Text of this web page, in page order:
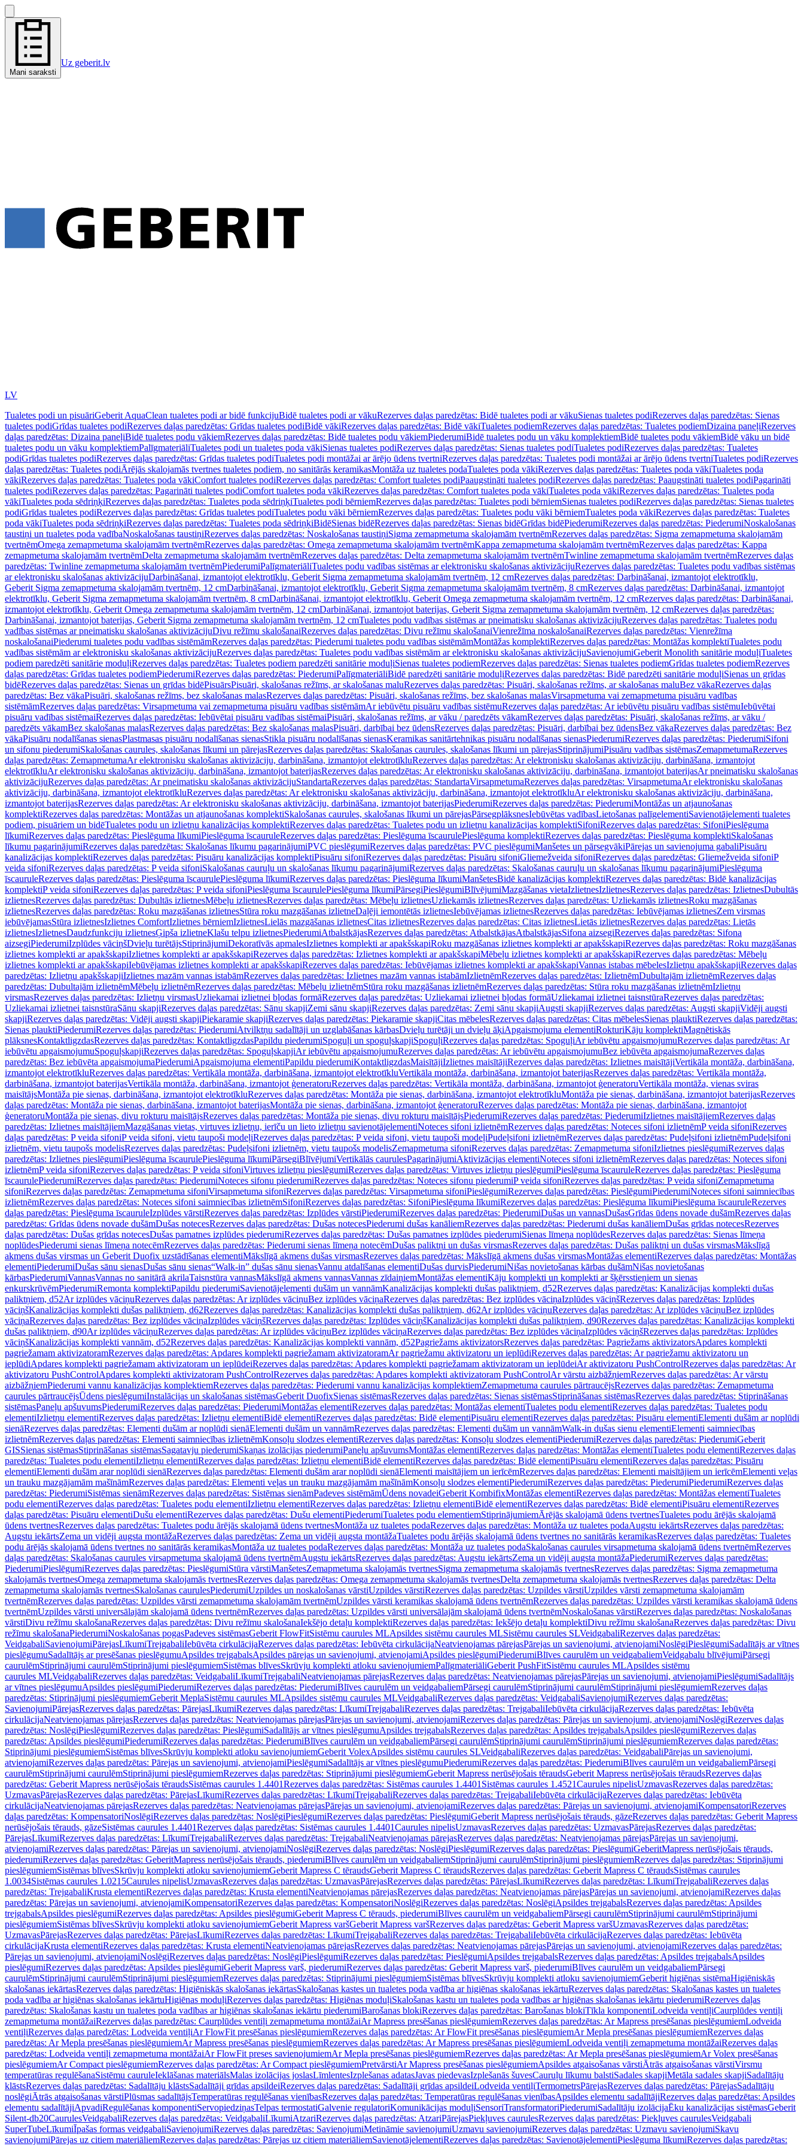
Mani saraksti
Uz geberit.lv
LV
Tualetes podi un pisuāriGeberit AquaClean tualetes podi ar bidē funkcijuBidē tualetes podi ar vākuRezerves daļas paredzētas: Bidē tualetes podi ar vākuSienas tualetes podiRezerves daļas paredzētas: Sienas
tualetes podiGrīdas tualetes podiRezerves daļas paredzētas: Grīdas tualetes podiBidē vākiRezerves daļas paredzētas: Bidē vākiTualetes podiemRezerves daļas paredzētas: Tualetes podiemDizaina paneļiRezerves
daļas paredzētas: Dizaina paneļiBidē tualetes podu vākiemRezerves daļas paredzētas: Bidē tualetes podu vākiemPiederumiBidē tualetes podu un vāku komplektiemBidē tualetes podu vākiemBidē vāku un bidē
tualetes podu un vāku komplektiemPalīgmateriāliTualetes podi un tualetes poda vākiSienas tualetes podiRezerves daļas paredzētas: Sienas tualetes podiTualetes podiRezerves daļas paredzētas: Tualetes
podiGrīdas tualetes podiRezerves daļas paredzētas: Grīdas tualetes podiTualetes podi montāžai ar ārējo ūdens tvertniRezerves daļas paredzētas: Tualetes podi montāžai ar ārējo ūdens tvertniTualetes podiRezerves
daļas paredzētas: Tualetes podiĀrējās skalojamās tvertnes tualetes podiem, no sanitārās keramikasMontāža uz tualetes podaTualetes poda vākiRezerves daļas paredzētas: Tualetes poda vākiTualetes poda
vākiRezerves daļas paredzētas: Tualetes poda vākiComfort tualetes podiRezerves daļas paredzētas: Comfort tualetes podiPaaugstināti tualetes podiRezerves daļas paredzētas: Paaugstināti tualetes podiPagarināti
tualetes podiRezerves daļas paredzētas: Pagarināti tualetes podiComfort tualetes poda vākiRezerves daļas paredzētas: Comfort tualetes poda vākiTualetes poda vākiRezerves daļas paredzētas: Tualetes poda
vākiTualetes poda sēdriņķiRezerves daļas paredzētas: Tualetes poda sēdriņķiTualetes podi bērniemRezerves daļas paredzētas: Tualetes podi bērniemSienas tualetes podiRezerves daļas paredzētas: Sienas tualetes
podiGrīdas tualetes podiRezerves daļas paredzētas: Grīdas tualetes podiTualetes podu vāki bērniemRezerves daļas paredzētas: Tualetes podu vāki bērniemTualetes poda vākiRezerves daļas paredzētas: Tualetes
poda vākiTualetes poda sēdriņķiRezerves daļas paredzētas: Tualetes poda sēdriņķiBidēSienas bidēRezerves daļas paredzētas: Sienas bidēGrīdas bidēPiederumiRezerves daļas paredzētas: PiederumiNoskalošanas
taustiņi un tualetes poda vadībaNoskalošanas taustiņiRezerves daļas paredzētas: Noskalošanas taustiņiSigma zemapmetuma skalojamām tvertnēmRezerves daļas paredzētas: Sigma zemapmetuma skalojamām
tvertnēmOmega zemapmetuma skalojamām tvertnēmRezerves daļas paredzētas: Omega zemapmetuma skalojamām tvertnēmKappa zemapmetuma skalojamām tvertnēmRezerves daļas paredzētas: Kappa
zemapmetuma skalojamām tvertnēmDelta zemapmetuma skalojamām tvertnēmRezerves daļas paredzētas: Delta zemapmetuma skalojamām tvertnēmTwinline zemapmetuma skalojamām tvertnēmRezerves daļas
paredzētas: Twinline zemapmetuma skalojamām tvertnēmPiederumiPalīgmateriāliTualetes podu vadības sistēmas ar elektronisku skalošanas aktivizācijuRezerves daļas paredzētas: Tualetes podu vadības sistēmas
ar elektronisku skalošanas aktivizācijuDarbināšanai, izmantojot elektrotīklu, Geberit Sigma zemapmetuma skalojamām tvertnēm, 12 cmRezerves daļas paredzētas: Darbināšanai, izmantojot elektrotīklu,
Geberit Sigma zemapmetuma skalojamām tvertnēm, 12 cmDarbināšanai, izmantojot elektrotīklu, Geberit Sigma zemapmetuma skalojamām tvertnēm, 8 cmRezerves daļas paredzētas: Darbināšanai, izmantojot
elektrotīklu, Geberit Sigma zemapmetuma skalojamām tvertnēm, 8 cmDarbināšanai, izmantojot elektrotīklu, Geberit Omega zemapmetuma skalojamām tvertnēm, 12 cmRezerves daļas paredzētas: Darbināšanai,
izmantojot elektrotīklu, Geberit Omega zemapmetuma skalojamām tvertnēm, 12 cmDarbināšanai, izmantojot baterijas, Geberit Sigma zemapmetuma skalojamām tvertnēm, 12 cmRezerves daļas paredzētas:
Darbināšanai, izmantojot baterijas, Geberit Sigma zemapmetuma skalojamām tvertnēm, 12 cmTualetes podu vadības sistēmas ar pneimatisku skalošanas aktivizācijuRezerves daļas paredzētas: Tualetes podu
vadības sistēmas ar pneimatisku skalošanas aktivizācijuDivu režīmu skalošanaiRezerves daļas paredzētas: Divu režīmu skalošanaiVienrežīma noskalošanaiRezerves daļas paredzētas: Vienrežīma
noskalošanaiPiederumi tualetes podu vadības sistēmāmRezerves daļas paredzētas: Piederumi tualetes podu vadības sistēmāmMontāžas komplektiRezerves daļas paredzētas: Montāžas komplektiTualetes podu
vadības sistēmām ar elektronisku skalošanas aktivizācijuRezerves daļas paredzētas: Tualetes podu vadības sistēmām ar elektronisku skalošanas aktivizācijuSavienojumiGeberit Monolith sanitārie moduļiTualetes
podiem paredzēti sanitārie moduļiRezerves daļas paredzētas: Tualetes podiem paredzēti sanitārie moduļiSienas tualetes podiemRezerves daļas paredzētas: Sienas tualetes podiemGrīdas tualetes podiemRezerves
daļas paredzētas: Grīdas tualetes podiemPiederumiRezerves daļas paredzētas: PiederumiPalīgmateriāliBidē paredzēti sanitārie moduļiRezerves daļas paredzētas: Bidē paredzēti sanitārie moduļiSienas un grīdas
bidēRezerves daļas paredzētas: Sienas un grīdas bidēPisuārsPisuāri, skalošanas režīms, ar skalošanas maluRezerves daļas paredzētas: Pisuāri, skalošanas režīms, ar skalošanas maluBez vākaRezerves daļas
paredzētas: Bez vākaPisuāri, skalošanas režīms, bez skalošanas malasRezerves daļas paredzētas: Pisuāri, skalošanas režīms, bez skalošanas malasVirsapmetuma vai zemapmetuma pisuāru vadības
sistēmāmRezerves daļas paredzētas: Virsapmetuma vai zemapmetuma pisuāru vadības sistēmāmAr iebūvētu pisuāru vadības sistēmuRezerves daļas paredzētas: Ar iebūvētu pisuāru vadības sistēmuIebūvētai
pisuāru vadības sistēmaiRezerves daļas paredzētas: Iebūvētai pisuāru vadības sistēmaiPisuāri, skalošanas režīms, ar vāku / paredzēts vākamRezerves daļas paredzētas: Pisuāri, skalošanas režīms, ar vāku /
paredzēts vākamBez skalošanas malasRezerves daļas paredzētas: Bez skalošanas malasPisuāri, darbībai bez ūdensRezerves daļas paredzētas: Pisuāri, darbībai bez ūdensBez vākaRezerves daļas paredzētas: Bez
vākaPisuāru nodalīšanas sienasPlastmasas pisuāru nodalīšanas sienasStikla pisuāru nodalīšanas sienasKeramikas sanitārtehnikas pisuāru nodalīšanas sienasPiederumiRezerves daļas paredzētas: PiederumiSifoni
un sifonu piederumiSkalošanas caurules, skalošanas līkumi un pārejasRezerves daļas paredzētas: Skalošanas caurules, skalošanas līkumi un pārejasStiprinājumiPisuāru vadības sistēmasZemapmetumaRezerves
daļas paredzētas: ZemapmetumaAr elektronisku skalošanas aktivizāciju, darbināšana, izmantojot elektrotīkluRezerves daļas paredzētas: Ar elektronisku skalošanas aktivizāciju, darbināšana, izmantojot
elektrotīkluAr elektronisku skalošanas aktivizāciju, darbināšana, izmantojot baterijasRezerves daļas paredzētas: Ar elektronisku skalošanas aktivizāciju, darbināšana, izmantojot baterijasAr pneimatisku skalošanas
aktivizācijuRezerves daļas paredzētas: Ar pneimatisku skalošanas aktivizācijuStandartaRezerves daļas paredzētas: StandartaVirsapmetumaRezerves daļas paredzētas: VirsapmetumaAr elektronisku skalošanas
aktivizāciju, darbināšana, izmantojot elektrotīkluRezerves daļas paredzētas: Ar elektronisku skalošanas aktivizāciju, darbināšana, izmantojot elektrotīkluAr elektronisku skalošanas aktivizāciju, darbināšana,
izmantojot baterijasRezerves daļas paredzētas: Ar elektronisku skalošanas aktivizāciju, darbināšana, izmantojot baterijasPiederumiRezerves daļas paredzētas: PiederumiMontāžas un atjaunošanas
komplektiRezerves daļas paredzētas: Montāžas un atjaunošanas komplektiSkalošanas caurules, skalošanas līkumi un pārejasPārsegplāksnesIebūvētas vadībasLietošanas palīgelementiSavienotājelementi tualetes
podiem, pisuāriem un bidēTualetes podu un izlietņu kanalizācijas komplektiRezerves daļas paredzētas: Tualetes podu un izlietņu kanalizācijas komplektiSifoniRezerves daļas paredzētas: SifoniPieslēguma
līkumiRezerves daļas paredzētas: Pieslēguma līkumiPieslēguma īscauruleRezerves daļas paredzētas: Pieslēguma īscaurulePieslēguma komplektiRezerves daļas paredzētas: Pieslēguma komplektiSkalošanas
līkumu pagarinājumiRezerves daļas paredzētas: Skalošanas līkumu pagarinājumiPVC pieslēgumiRezerves daļas paredzētas: PVC pieslēgumiManšetes un pārsegvākiPārejas un savienojuma gabaliPisuāru
kanalizācijas komplektiRezerves daļas paredzētas: Pisuāru kanalizācijas komplektiPisuāru sifoniRezerves daļas paredzētas: Pisuāru sifoniGliemežveida sifoniRezerves daļas paredzētas: Gliemežveida sifoniP
veida sifoniRezerves daļas paredzētas: P veida sifoniSkalošanas cauruļu un skalošanas līkumu pagarinājumiRezerves daļas paredzētas: Skalošanas cauruļu un skalošanas līkumu pagarinājumiPieslēguma
īscauruleRezerves daļas paredzētas: Pieslēguma īscaurulePieslēguma līkumiRezerves daļas paredzētas: Pieslēguma līkumiManšetesBidē kanalizācijas komplektiRezerves daļas paredzētas: Bidē kanalizācijas
komplektiP veida sifoniRezerves daļas paredzētas: P veida sifoniPieslēguma īscaurulePieslēguma līkumiPārsegiPieslēgumiBlīvējumiMazgāšanas vietaIzlietnesIzlietnesRezerves daļas paredzētas: IzlietnesDubultās
izlietnesRezerves daļas paredzētas: Dubultās izlietnesMēbeļu izlietnesRezerves daļas paredzētas: Mēbeļu izlietnesUzliekamās izlietnesRezerves daļas paredzētas: Uzliekamās izlietnesRoku mazgāšanas
izlietnesRezerves daļas paredzētas: Roku mazgāšanas izlietnesStūra roku mazgāšanas izlietneDaļēji iemontētās izlietnesIebūvējamas izlietnesRezerves daļas paredzētas: Iebūvējamas izlietnesZem virsmas
iebūvējamasStūra izlietnesIzlietnes ComfortIzlietnes bērniemIzlietnesLielās mazgāšanas izlietnesCitas izlietnesRezerves daļas paredzētas: Citas izlietnesLietās izlietnesRezerves daļas paredzētas: Lietās
izlietnesIzlietnesDaudzfunkciju izlietnesĢipša izlietneKlašu telpu izlietnesPiederumiAtbalstkājasRezerves daļas paredzētas: AtbalstkājasAtbalstkājasSifona aizsegiRezerves daļas paredzētas: Sifona
aizsegiPiederumiIzplūdes vāciņšDvieļu turētājsStiprinājumiDekoratīvās apmalesIzlietnes komplekti ar apakšskapiRoku mazgāšanas izlietnes komplekti ar apakšskapiRezerves daļas paredzētas: Roku mazgāšanas
izlietnes komplekti ar apakšskapiIzlietnes komplekti ar apakšskapiRezerves daļas paredzētas: Izlietnes komplekti ar apakšskapiMēbeļu izlietnes komplekti ar apakšskapiRezerves daļas paredzētas: Mēbeļu
izlietnes komplekti ar apakšskapiIebūvējamas izlietnes komplekti ar apakšskapiRezerves daļas paredzētas: Iebūvējamas izlietnes komplekti ar apakšskapiVannas istabas mēbelesIzlietņu apakšskapjiRezerves daļas
paredzētas: Izlietņu apakšskapjiIzlietnes mazām vannas istabāmRezerves daļas paredzētas: Izlietnes mazām vannas istabāmIzlietnēmRezerves daļas paredzētas: IzlietnēmDubultajām izlietnēmRezerves daļas
paredzētas: Dubultajām izlietnēmMēbeļu izlietnēmRezerves daļas paredzētas: Mēbeļu izlietnēmStūra roku mazgāšanas izlietnēmRezerves daļas paredzētas: Stūra roku mazgāšanas izlietnēmIzlietņu
virsmasRezerves daļas paredzētas: Izlietņu virsmasUzliekamai izlietnei bļodas formāRezerves daļas paredzētas: Uzliekamai izlietnei bļodas formāUzliekamai izlietnei taisnstūraRezerves daļas paredzētas:
Uzliekamai izlietnei taisnstūraSānu skapjiRezerves daļas paredzētas: Sānu skapjiZemi sānu skapjiRezerves daļas paredzētas: Zemi sānu skapjiAugsti skapjiRezerves daļas paredzētas: Augsti skapjiVidēji augsti
skapjiRezerves daļas paredzētas: Vidēji augsti skapjiPiekaramie skapjiRezerves daļas paredzētas: Piekaramie skapjiCitas mēbelesRezerves daļas paredzētas: Citas mēbelesSienas plauktiRezerves daļas paredzētas:
Sienas plauktiPiederumiRezerves daļas paredzētas: PiederumiAtvilktņu sadalītāji un uzglabāšanas kārbasDvieļu turētāji un dvieļu āķiApgaismojuma elementiRokturiKāju komplektiMagnētiskās
plāksnesKontaktligzdasRezerves daļas paredzētas: KontaktligzdasPapildu piederumiSpoguļi un spoguļskapjiSpoguļiRezerves daļas paredzētas: SpoguļiAr iebūvētu apgaismojumuRezerves daļas paredzētas: Ar
iebūvētu apgaismojumuSpoguļskapjiRezerves daļas paredzētas: SpoguļskapjiAr iebūvētu apgaismojumuRezerves daļas paredzētas: Ar iebūvētu apgaismojumuBez iebūvēta apgaismojumaRezerves daļas
paredzētas: Bez iebūvēta apgaismojumaPiederumiApgaismojuma elementiPapildu piederumiKontaktligzdasMaisītājiIzlietnes maisītājiRezerves daļas paredzētas: Izlietnes maisītājiVertikāla montāža, darbināšana,
izmantojot elektrotīkluRezerves daļas paredzētas: Vertikāla montāža, darbināšana, izmantojot elektrotīkluVertikāla montāža, darbināšana, izmantojot baterijasRezerves daļas paredzētas: Vertikāla montāža,
darbināšana, izmantojot baterijasVertikāla montāža, darbināšana, izmantojot ģeneratoruRezerves daļas paredzētas: Vertikāla montāža, darbināšana, izmantojot ģeneratoruVertikāla montāža, vienas sviras
maisītājsMontāža pie sienas, darbināšana, izmantojot elektrotīkluRezerves daļas paredzētas: Montāža pie sienas, darbināšana, izmantojot elektrotīkluMontāža pie sienas, darbināšana, izmantojot baterijasRezerves
daļas paredzētas: Montāža pie sienas, darbināšana, izmantojot baterijasMontāža pie sienas, darbināšana, izmantojot ģeneratoruRezerves daļas paredzētas: Montāža pie sienas, darbināšana, izmantojot
ģeneratoruMontāža pie sienas, divu rokturu maisītājsRezerves daļas paredzētas: Montāža pie sienas, divu rokturu maisītājsPiederumiRezerves daļas paredzētas: PiederumiIzlietnes maisītājiemRezerves daļas
paredzētas: Izlietnes maisītājiemMazgāšanas vietas, virtuves izlietņu, ierīču un lieto izlietņu savienotājelementiNoteces sifoni izlietnēmRezerves daļas paredzētas: Noteces sifoni izlietnēmP veida sifoniRezerves
daļas paredzētas: P veida sifoniP veida sifoni, vietu taupoši modeļiRezerves daļas paredzētas: P veida sifoni, vietu taupoši modeļiPudeļsifoni izlietnēmRezerves daļas paredzētas: Pudeļsifoni izlietnēmPudeļsifoni
izlietnēm, vietu taupošs modelisRezerves daļas paredzētas: Pudeļsifoni izlietnēm, vietu taupošs modelisZemapmetuma sifoniRezerves daļas paredzētas: Zemapmetuma sifoniIzlietnes pieslēgumiRezerves daļas
paredzētas: Izlietnes pieslēgumiPieslēguma īscaurulePieslēguma līkumiPārsegiBlīvējumiVertikālās caurulesPagarinājumiAktivizācijas elementiNoteces sifoni izlietnēmRezerves daļas paredzētas: Noteces sifoni
izlietnēmP veida sifoniRezerves daļas paredzētas: P veida sifoniVirtuves izlietņu pieslēgumiRezerves daļas paredzētas: Virtuves izlietņu pieslēgumiPieslēguma īscauruleRezerves daļas paredzētas: Pieslēguma
īscaurulePiederumiRezerves daļas paredzētas: PiederumiNoteces sifonu piederumiRezerves daļas paredzētas: Noteces sifonu piederumiP veida sifoniRezerves daļas paredzētas: P veida sifoniZemapmetuma
sifoniRezerves daļas paredzētas: Zemapmetuma sifoniVirsapmetuma sifoniRezerves daļas paredzētas: Virsapmetuma sifoniPieslēgumiRezerves daļas paredzētas: PieslēgumiPiederumiNoteces sifoni saimniecības
izlietnēmRezerves daļas paredzētas: Noteces sifoni saimniecības izlietnēmSifoniRezerves daļas paredzētas: SifoniPieslēguma līkumiRezerves daļas paredzētas: Pieslēguma līkumiPieslēguma īscauruleRezerves
daļas paredzētas: Pieslēguma īscauruleIzplūdes vārstiRezerves daļas paredzētas: Izplūdes vārstiPiederumiRezerves daļas paredzētas: PiederumiDušas un vannasDušasGrīdas ūdens novade dušāmRezerves daļas
paredzētas: Grīdas ūdens novade dušāmDušas notecesRezerves daļas paredzētas: Dušas notecesPiederumi dušas kanāliemRezerves daļas paredzētas: Piederumi dušas kanāliemDušas grīdas notecesRezerves
daļas paredzētas: Dušas grīdas notecesDušas pamatnes izplūdes piederumiRezerves daļas paredzētas: Dušas pamatnes izplūdes piederumiSienas līmeņa noplūdesRezerves daļas paredzētas: Sienas līmeņa
noplūdesPiederumi sienas līmeņa notecēmRezerves daļas paredzētas: Piederumi sienas līmeņa notecēmDušas paliktņi un dušas virsmasRezerves daļas paredzētas: Dušas paliktņi un dušas virsmasMākslīgā
akmens dušas virsmas un Geberit Duofix uzstādīšanas elementiMākslīgā akmens dušas virsmasRezerves daļas paredzētas: Mākslīgā akmens dušas virsmasMontāžas elementiRezerves daļas paredzētas: Montāžas
elementiPiederumiDušas sānu sienasDušas sānu sienas“Walk-in” dušas sānu sienasVannu atdalīšanas elementiDušas durvisPiederumiNišas novietošanas kārbas dušāmNišas novietošanas
kārbasPiederumiVannasVannas no sanitārā akrilaTaisnstūra vannasMākslīgā akmens vannasVannas zīdaiņiemMontāžas elementiKāju komplekti un komplekti ar šķērsstieņiem un sienas
enkurskrūvēmPiederumiRemonta komplektiPapildu piederumiSavienotājelementi dušām un vannāmKanalizācijas komplekti dušas paliktņiem, d52Rezerves daļas paredzētas: Kanalizācijas komplekti dušas
paliktņiem, d52Ar izplūdes vāciņuRezerves daļas paredzētas: Ar izplūdes vāciņuBez izplūdes vāciņaRezerves daļas paredzētas: Bez izplūdes vāciņaIzplūdes vāciņšRezerves daļas paredzētas: Izplūdes
vāciņšKanalizācijas komplekti dušas paliktņiem, d62Rezerves daļas paredzētas: Kanalizācijas komplekti dušas paliktņiem, d62Ar izplūdes vāciņuRezerves daļas paredzētas: Ar izplūdes vāciņuBez izplūdes
vāciņaRezerves daļas paredzētas: Bez izplūdes vāciņaIzplūdes vāciņšRezerves daļas paredzētas: Izplūdes vāciņšKanalizācijas komplekti dušas paliktņiem, d90Rezerves daļas paredzētas: Kanalizācijas komplekti
dušas paliktņiem, d90Ar izplūdes vāciņuRezerves daļas paredzētas: Ar izplūdes vāciņuBez izplūdes vāciņaRezerves daļas paredzētas: Bez izplūdes vāciņaIzplūdes vāciņšRezerves daļas paredzētas: Izplūdes
vāciņšKanalizācijas komplekti vannām, d52Rezerves daļas paredzētas: Kanalizācijas komplekti vannām, d52Pagriežams aktivizatorsRezerves daļas paredzētas: Pagriežams aktivizatorsApdares komplekti
pagriežamam aktivizatoramRezerves daļas paredzētas: Apdares komplekti pagriežamam aktivizatoramAr pagriežamu aktivizatoru un ieplūdiRezerves daļas paredzētas: Ar pagriežamu aktivizatoru un
ieplūdiApdares komplekti pagriežamam aktivizatoram un ieplūdeiRezerves daļas paredzētas: Apdares komplekti pagriežamam aktivizatoram un ieplūdeiAr aktivizatoru PushControlRezerves daļas paredzētas: Ar
aktivizatoru PushControlApdares komplekti aktivizatoram PushControlRezerves daļas paredzētas: Apdares komplekti aktivizatoram PushControlAr vārstu aizbāžņiemRezerves daļas paredzētas: Ar vārstu
aizbāžņiemPiederumi vannu kanalizācijas komplektiemRezerves daļas paredzētas: Piederumi vannu kanalizācijas komplektiemZemapmetuma caurules pārtraucējsRezerves daļas paredzētas: Zemapmetuma
caurules pārtraucējsŪdens pieslēgumiInstalācijas un skalošanas sistēmasGeberit DuofixSienas sistēmasRezerves daļas paredzētas: Sienas sistēmasStiprināšanas sistēmasRezerves daļas paredzētas: Stiprināšanas
sistēmasPaneļu apšuvumsPiederumiRezerves daļas paredzētas: PiederumiMontāžas elementiRezerves daļas paredzētas: Montāžas elementiTualetes podu elementiRezerves daļas paredzētas: Tualetes podu
elementiIzlietņu elementiRezerves daļas paredzētas: Izlietņu elementiBidē elementiRezerves daļas paredzētas: Bidē elementiPisuāru elementiRezerves daļas paredzētas: Pisuāru elementiElementi dušām ar noplūdi
sienāRezerves daļas paredzētas: Elementi dušām ar noplūdi sienāElementi dušām un vannāmRezerves daļas paredzētas: Elementi dušām un vannāmWalk-in dušas sienu elementiElementi saimniecības
izlietnēmRezerves daļas paredzētas: Elementi saimniecības izlietnēmKonsoļu slodzes elementiRezerves daļas paredzētas: Konsoļu slodzes elementiPiederumiRezerves daļas paredzētas: PiederumiGeberit
GISSienas sistēmasStiprināšanas sistēmasSagatavju piederumiSkaņas izolācijas piederumiPaneļu apšuvumsMontāžas elementiRezerves daļas paredzētas: Montāžas elementiTualetes podu elementiRezerves daļas
paredzētas: Tualetes podu elementiIzlietņu elementiRezerves daļas paredzētas: Izlietņu elementiBidē elementiRezerves daļas paredzētas: Bidē elementiPisuāru elementiRezerves daļas paredzētas: Pisuāru
elementiElementi dušām arar noplūdi sienāRezerves daļas paredzētas: Elementi dušām arar noplūdi sienāElementi maisītājiem un ierīcēmRezerves daļas paredzētas: Elementi maisītājiem un ierīcēmElementi veļas
un trauku mazgājamām mašīnāmRezerves daļas paredzētas: Elementi veļas un trauku mazgājamām mašīnāmKonsoļu slodzes elementiPiederumiRezerves daļas paredzētas: PiederumiPiederumiRezerves daļas
paredzētas: PiederumiSistēmas sienāmRezerves daļas paredzētas: Sistēmas sienāmPadeves sistēmāmŪdens novadeiGeberit KombifixMontāžas elementiRezerves daļas paredzētas: Montāžas elementiTualetes
podu elementiRezerves daļas paredzētas: Tualetes podu elementiIzlietņu elementiRezerves daļas paredzētas: Izlietņu elementiBidē elementiRezerves daļas paredzētas: Bidē elementiPisuāru elementiRezerves
daļas paredzētas: Pisuāru elementiDušu elementiRezerves daļas paredzētas: Dušu elementiPiederumiTualetes podu elementiemStiprinājumiemĀrējās skalojamā ūdens tvertnesTualetes podu ārējās skalojamā
ūdens tvertnesRezerves daļas paredzētas: Tualetes podu ārējās skalojamā ūdens tvertnesMontāža uz tualetes podaRezerves daļas paredzētas: Montāža uz tualetes podaAugstu iekārtsRezerves daļas paredzētas:
Augstu iekārtsZema un vidēji augsta montāžaRezerves daļas paredzētas: Zema un vidēji augsta montāžaTualetes podu ārējās skalojamā ūdens tvertnes no sanitārās keramikasRezerves daļas paredzētas: Tualetes
podu ārējās skalojamā ūdens tvertnes no sanitārās keramikasMontāža uz tualetes podaRezerves daļas paredzētas: Montāža uz tualetes podaSkalošanas caurules virsapmetuma skalojamā ūdens tvertnēmRezerves
daļas paredzētas: Skalošanas caurules virsapmetuma skalojamā ūdens tvertnēmAugstu iekārtsRezerves daļas paredzētas: Augstu iekārtsZema un vidēji augsta montāžaPiederumiRezerves daļas paredzētas:
PiederumiPieslēgumiRezerves daļas paredzētas: PieslēgumiStūra vārstiManšetesZemapmetuma skalojamās tvertnesSigma zemapmetuma skalojamās tvertnesRezerves daļas paredzētas: Sigma zemapmetuma
skalojamās tvertnesOmega zemapmetuma skalojamās tvertnesRezerves daļas paredzētas: Omega zemapmetuma skalojamās tvertnesDelta zemapmetuma skalojamās tvertnesRezerves daļas paredzētas: Delta
zemapmetuma skalojamās tvertnesSkalošanas caurulesPiederumiUzpildes un noskalošanas vārstiUzpildes vārstiRezerves daļas paredzētas: Uzpildes vārstiUzpildes vārsti zemapmetuma skalojamām
tvertnēmRezerves daļas paredzētas: Uzpildes vārsti zemapmetuma skalojamām tvertnēmUzpildes vārsti keramikas skalojamā ūdens tvertnēmRezerves daļas paredzētas: Uzpildes vārsti keramikas skalojamā ūdens
tvertnēmUzpildes vārsti universālajām skalojamā ūdens tvertnēmRezerves daļas paredzētas: Uzpildes vārsti universālajām skalojamā ūdens tvertnēmNoskalošanas vārstiRezerves daļas paredzētas: Noskalošanas
vārstiDivu režīmu skalošanaRezerves daļas paredzētas: Divu režīmu skalošanaIekšējo detaļu komplektiRezerves daļas paredzētas: Iekšējo detaļu komplektiDivu režīmu skalošanaRezerves daļas paredzētas: Divu
režīmu skalošanaPiederumiNoskalošanas pogasPadeves sistēmasGeberit FlowFitSistēmu caurules MLApsildes sistēmu caurules MLSistēmu caurules SLVeidgabaliRezerves daļas paredzētas:
VeidgabaliSavienojumiPārejasLīkumiTrejgabaliIebūvēta cirkulācijaRezerves daļas paredzētas: Iebūvēta cirkulācijaNeatvienojamas pārejasPārejas un savienojumi, atvienojamiNoslēgiPieslēgumiSadalītājs ar vītnes
pieslēgumuSadalītājs ar presēšanas pieslēgumuApsildes trejgabalsApsildes pārejas un savienojumi, atvienojamiApsildes pieslēgumiPiederumiBlīves caurulēm un veidgabaliemVeidgabalu blīvējumiPārsegi
caurulēmStiprinājumi caurulēmStiprinājumi pieslēgumiemSistēmas blīvesSkrūvju komplekti atloku savienojumiemPalīgmateriāliGeberit PushFitSistēmu caurules MLApsildes sistēmu
caurules MLVeidgabaliRezerves daļas paredzētas: VeidgabaliLīkumiTrejgabaliNeatvienojamas pārejasRezerves daļas paredzētas: Neatvienojamas pārejasPārejas un savienojumi, atvienojamiPieslēgumiSadalītājs
ar vītnes pieslēgumuApsildes pieslēgumiPiederumiRezerves daļas paredzētas: PiederumiBlīves caurulēm un veidgabaliemPārsegi caurulēmStiprinājumi caurulēmStiprinājumi pieslēgumiemRezerves daļas
paredzētas: Stiprinājumi pieslēgumiemGeberit MeplaSistēmu caurules MLApsildes sistēmu caurules MLVeidgabaliRezerves daļas paredzētas: VeidgabaliSavienojumiRezerves daļas paredzētas:
SavienojumiPārejasRezerves daļas paredzētas: PārejasLīkumiRezerves daļas paredzētas: LīkumiTrejgabaliRezerves daļas paredzētas: TrejgabaliIebūvēta cirkulācijaRezerves daļas paredzētas: Iebūvēta
cirkulācijaNeatvienojamas pārejasRezerves daļas paredzētas: Neatvienojamas pārejasPārejas un savienojumi, atvienojamiRezerves daļas paredzētas: Pārejas un savienojumi, atvienojamiNoslēgiRezerves daļas
paredzētas: NoslēgiPieslēgumiRezerves daļas paredzētas: PieslēgumiSadalītājs ar vītnes pieslēgumuApsildes trejgabalsRezerves daļas paredzētas: Apsildes trejgabalsApsildes pieslēgumiRezerves daļas
paredzētas: Apsildes pieslēgumiPiederumiRezerves daļas paredzētas: PiederumiBlīves caurulēm un veidgabaliemPārsegi caurulēmStiprinājumi caurulēmStiprinājumi pieslēgumiemRezerves daļas paredzētas:
Stiprinājumi pieslēgumiemSistēmas blīvesSkrūvju komplekti atloku savienojumiemGeberit VolexApsildes sistēmu caurules SLVeidgabaliRezerves daļas paredzētas: VeidgabaliPārejas un savienojumi,
atvienojamiRezerves daļas paredzētas: Pārejas un savienojumi, atvienojamiPieslēgumiSadalītājs ar vītnes pieslēgumuPiederumiRezerves daļas paredzētas: PiederumiBlīves caurulēm un veidgabaliemPārsegi
caurulēmStiprinājumi caurulēmStiprinājumi pieslēgumiemRezerves daļas paredzētas: Stiprinājumi pieslēgumiemGeberit Mapress nerūsējošais tēraudsGeberit Mapress nerūsējošais tēraudsRezerves daļas
paredzētas: Geberit Mapress nerūsējošais tēraudsSistēmas caurules 1.4401Rezerves daļas paredzētas: Sistēmas caurules 1.4401 Sistēmas caurules 1.4521Caurules nipelisUzmavasRezerves daļas paredzētas:
UzmavasPārejasRezerves daļas paredzētas: PārejasLīkumiRezerves daļas paredzētas: LīkumiTrejgabaliRezerves daļas paredzētas: TrejgabaliIebūvēta cirkulācijaRezerves daļas paredzētas: Iebūvēta
cirkulācijaNeatvienojamas pārejasRezerves daļas paredzētas: Neatvienojamas pārejasPārejas un savienojumi, atvienojamiRezerves daļas paredzētas: Pārejas un savienojumi, atvienojamiKompensatoriRezerves
daļas paredzētas: KompensatoriNoslēgiRezerves daļas paredzētas: NoslēgiPieslēgumiRezerves daļas paredzētas: PieslēgumiGeberit Mapress nerūsējošais tērauds, gāzeRezerves daļas paredzētas: Geberit Mapress
nerūsējošais tērauds, gāzeSistēmas caurules 1.4401Rezerves daļas paredzētas: Sistēmas caurules 1.4401Caurules nipelisUzmavasRezerves daļas paredzētas: UzmavasPārejasRezerves daļas paredzētas:
PārejasLīkumiRezerves daļas paredzētas: LīkumiTrejgabaliRezerves daļas paredzētas: TrejgabaliNeatvienojamas pārejasRezerves daļas paredzētas: Neatvienojamas pārejasPārejas un savienojumi,
atvienojamiRezerves daļas paredzētas: Pārejas un savienojumi, atvienojamiNoslēgiRezerves daļas paredzētas: NoslēgiPieslēgumiRezerves daļas paredzētas: PieslēgumiGeberitMapress nerūsējošais tērauds,
piederumiRezerves daļas paredzētas: GeberitMapress nerūsējošais tērauds, piederumiBlīves caurulēm un veidgabaliemStiprinājumi caurulēmStiprinājumi pieslēgumiemRezerves daļas paredzētas: Stiprinājumi
pieslēgumiemSistēmas blīvesSkrūvju komplekti atloku savienojumiemGeberit Mapress C tēraudsGeberit Mapress C tēraudsRezerves daļas paredzētas: Geberit Mapress C tēraudsSistēmas caurules
1.0034Sistēmas caurules 1.0215Caurules nipelisUzmavasRezerves daļas paredzētas: UzmavasPārejasRezerves daļas paredzētas: PārejasLīkumiRezerves daļas paredzētas: LīkumiTrejgabaliRezerves daļas
paredzētas: TrejgabaliKrusta elementiRezerves daļas paredzētas: Krusta elementiNeatvienojamas pārejasRezerves daļas paredzētas: Neatvienojamas pārejasPārejas un savienojumi, atvienojamiRezerves daļas
paredzētas: Pārejas un savienojumi, atvienojamiKompensatoriRezerves daļas paredzētas: KompensatoriNoslēgiRezerves daļas paredzētas: NoslēgiApsildes trejgabalsRezerves daļas paredzētas: Apsildes
trejgabalsApsildes pieslēgumiRezerves daļas paredzētas: Apsildes pieslēgumiGeberit Mapress C tērauds, piederumiBlīves caurulēm un veidgabaliemPārsegi caurulēmStiprinājumi caurulēmStiprinājumi
pieslēgumiemSistēmas blīvesSkrūvju komplekti atloku savienojumiemGeberit Mapress varšGeberit Mapress varšRezerves daļas paredzētas: Geberit Mapress varšUzmavasRezerves daļas paredzētas:
UzmavasPārejasRezerves daļas paredzētas: PārejasLīkumiRezerves daļas paredzētas: LīkumiTrejgabaliRezerves daļas paredzētas: TrejgabaliIebūvēta cirkulācijaRezerves daļas paredzētas: Iebūvēta
cirkulācijaKrusta elementiRezerves daļas paredzētas: Krusta elementiNeatvienojamas pārejasRezerves daļas paredzētas: Neatvienojamas pārejasPārejas un savienojumi, atvienojamiRezerves daļas paredzētas:
Pārejas un savienojumi, atvienojamiNoslēgiRezerves daļas paredzētas: NoslēgiPieslēgumiRezerves daļas paredzētas: PieslēgumiApsildes trejgabalsRezerves daļas paredzētas: Apsildes trejgabalsApsildes
pieslēgumiRezerves daļas paredzētas: Apsildes pieslēgumiGeberit Mapress varš, piederumiRezerves daļas paredzētas: Geberit Mapress varš, piederumiBlīves caurulēm un veidgabaliemPārsegi
caurulēmStiprinājumi caurulēmStiprinājumi pieslēgumiemRezerves daļas paredzētas: Stiprinājumi pieslēgumiemSistēmas blīvesSkrūvju komplekti atloku savienojumiemGeberit higiēnas sistēmaHigiēniskās
skalošanas iekārtasRezerves daļas paredzētas: Higiēniskās skalošanas iekārtasSkalošanas kastes un tualetes poda vadība ar higiēnas skalošanas iekārtuRezerves daļas paredzētas: Skalošanas kastes un tualetes
poda vadība ar higiēnas skalošanas iekārtuHigiēnas moduļiRezerves daļas paredzētas: Higiēnas moduļiSkalošanas kastu un tualetes poda vadības ar higiēnas skalošanas iekārtu piederumiRezerves daļas
paredzētas: Skalošanas kastu un tualetes poda vadības ar higiēnas skalošanas iekārtu piederumiBarošanas blokiRezerves daļas paredzētas: Barošanas blokiTīkla komponentiLodveida ventiļiCaurplūdes ventiļi
zemapmetuma montāžaiRezerves daļas paredzētas: Caurplūdes ventiļi zemapmetuma montāžaiAr Mapress presēšanas pieslēgumiemRezerves daļas paredzētas: Ar Mapress presēšanas pieslēgumiemLodveida
ventiļiRezerves daļas paredzētas: Lodveida ventiļiAr FlowFit presēšanas pieslēgumiemRezerves daļas paredzētas: Ar FlowFit presēšanas pieslēgumiemAr Mepla presēšanas pieslēgumiemRezerves daļas
paredzētas: Ar Mepla presēšanas pieslēgumiemAr Mapress presēšanas pieslēgumiemRezerves daļas paredzētas: Ar Mapress presēšanas pieslēgumiemLodveida ventiļi zemapmetuma montāžaiRezerves daļas
paredzētas: Lodveida ventiļi zemapmetuma montāžaiAr FlowFit preses savienojumiemAr Mepla presēšanas pieslēgumiemRezerves daļas paredzētas: Ar Mepla presēšanas pieslēgumiemAr Volex presēšanas
pieslēgumiemAr Compact pieslēgumiemRezerves daļas paredzētas: Ar Compact pieslēgumiemPretvārstiAr Mapress presēšanas pieslēgumiemApsildes atgaisošanas vārstiĀtrās atgaisošanas vārstiVirsmu
temperatūras regulēšanaSistēmu cauruleIeklāšanas materiālsMalas izolācijas joslasLīmlentesIzplešanas adatasJavas piedevasIzplešanās šuvesCauruļu līkumu balstiSadales skapjiMetāla sadales skapjiSadalītāju
klāstsRezerves daļas paredzētas: Sadalītāju klāstsSadalītāji grīdas apsildeiRezerves daļas paredzētas: Sadalītāji grīdas apsildeiLodveida ventiļiTermometrsPārejasRezerves daļas paredzētas: PārejasSadalītāju
noslēgiĀtrās atgaisošanas vārstiPlūsmas sadalītājsTemperatūras regulēšanas vienībasRezerves daļas paredzētas: Temperatūras regulēšanas vienībasApsildes elementu sadalītājiRezerves daļas paredzētas: Apsildes
elementu sadalītājiApvadiRegulēšanas komponentiServopiedziņasTelpas termostatiGalvenie regulatoriKomunikācijas moduļiSensoriTransformatoriPiederumiSadalītāju izolācijaĒku kanalizācijas sistēmasGeberit
Silent-db20CaurulesVeidgabaliRezerves daļas paredzētas: VeidgabaliLīkumiAtzariRezerves daļas paredzētas: AtzariPārejasPiekļuves caurulesRezerves daļas paredzētas: Piekļuves caurulesVeidgabali
SuperTubeLīkumiĪpašas formas veidgabaliSavienojumiRezerves daļas paredzētas: SavienojumiMetināmie savienojumiUzmavu savienojumiRezerves daļas paredzētas: Uzmavu savienojumiSkavu
savienojumiPārejas uz citiem materiāliemRezerves daļas paredzētas: Pārejas uz citiem materiāliemSavienotājelementiRezerves daļas paredzētas: SavienotājelementiPieslēguma līkumiRezerves daļas paredzētas: